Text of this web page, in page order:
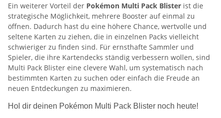
Ein weiterer Vorteil der Pokémon Multi Pack Blister ist die
strategische Möglichkeit, mehrere Booster auf einmal zu
öffnen. Dadurch hast du eine höhere Chance, wertvolle und
seltene Karten zu ziehen, die in einzelnen Packs vielleicht
schwieriger zu finden sind. Für ernsthafte Sammler und
Spieler, die ihre Kartendecks ständig verbessern wollen, sind
Multi Pack Blister eine clevere Wahl, um systematisch nach
bestimmten Karten zu suchen oder einfach die Freude an
neuen Entdeckungen zu maximieren.
Hol dir deinen Pokémon Multi Pack Blister noch heute!